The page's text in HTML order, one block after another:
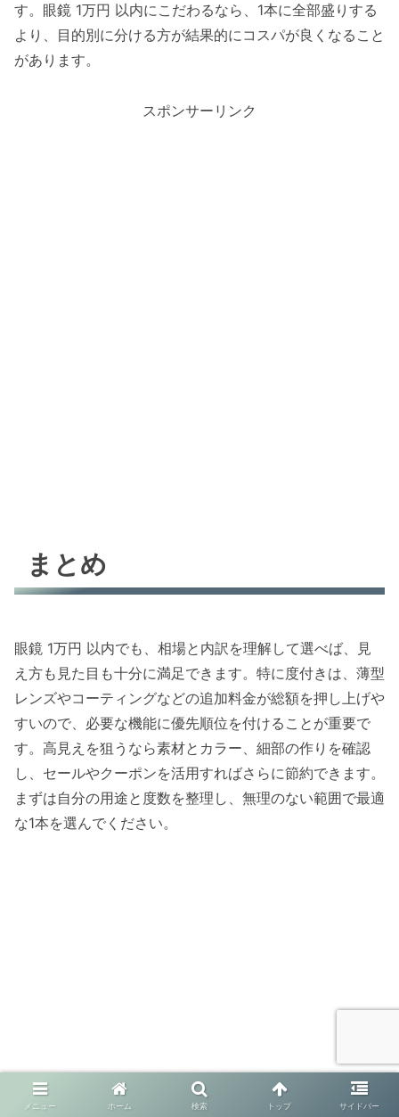
す。眼鏡 1万円 以内にこだわるなら、1本に全部盛りする
より、目的別に分ける方が結果的にコスパが良くなること
があります。
スポンサーリンク
まとめ
眼鏡 1万円 以内でも、相場と内訳を理解して選べば、見
え方も見た目も十分に満足できます。特に度付きは、薄型
レンズやコーティングなどの追加料金が総額を押し上げや
すいので、必要な機能に優先順位を付けることが重要で
す。高見えを狙うなら素材とカラー、細部の作りを確認
し、セールやクーポンを活用すればさらに節約できます。
まずは自分の用途と度数を整理し、無理のない範囲で最適
な1本を選んでください。
メニュー ホーム 検索 トップ サイドバー